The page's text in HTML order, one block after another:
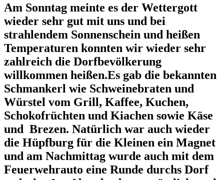
Am Sonntag meinte es der Wettergott
wieder sehr gut mit uns und bei
strahlendem Sonnenschein und heißen
Temperaturen konnten wir wieder sehr
zahlreich die Dorfbevölkerung
willkommen heißen.Es gab die bekannten
Schmankerl wie Schweinebraten und
Würstel vom Grill, Kaffee, Kuchen,
Schokofrüchten und Kiachen sowie Käse
und Brezen. Natürlich war auch wieder
die Hüpfburg für die Kleinen ein Magnet
und am Nachmittag wurde auch mit dem
Feuerwehrauto eine Runde durchs Dorf